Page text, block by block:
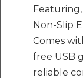
Non-Slip
Comes
free USB
reliable